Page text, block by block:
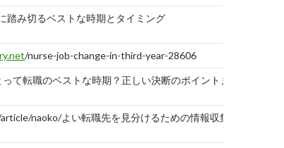
きか、残るべきか迷ったときにできる
踏み切るベストな時期とタイミング
/nurse-job-change-in-third-year-28606
て転職のベストな時期？正しい決断のポイントまとめ
naoko/よい転職先を見分けるための情報収集テクニ